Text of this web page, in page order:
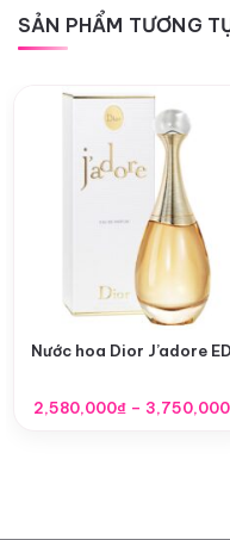
SẢN PHẨM TƯƠNG
Nước hoa Dior J’adore
2,580,000₫ – 3,750,000